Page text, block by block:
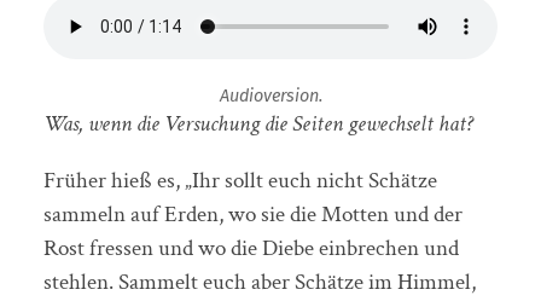
Audioversion.
Was, wenn die Versuchung die Seiten gewechselt hat?
Früher hieß es, „Ihr sollt euch nicht Schätze
sammeln auf Erden, wo sie die Motten und der
Rost fressen und wo die Diebe einbrechen und
stehlen. Sammelt euch aber Schätze im Himmel,